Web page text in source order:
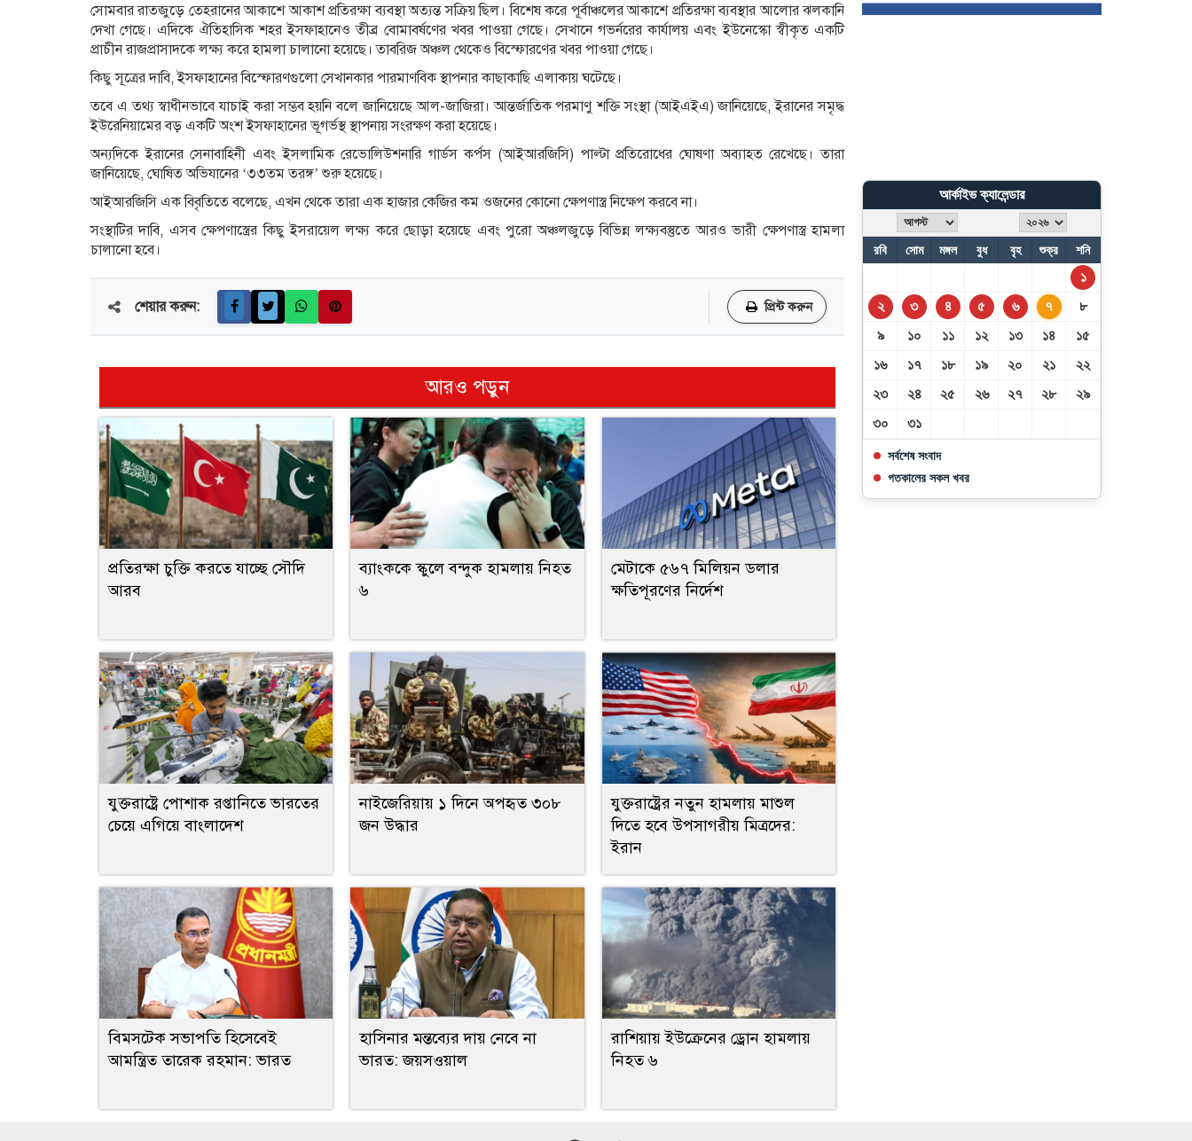
সোমবার রাতজুড়ে তেহরানের আকাশে আকাশ প্রতিরক্ষা ব্যবস্থা অত্যন্ত সক্রিয় ছিল। বিশেষ করে পূর্বাঞ্চলের আকাশে প্রতিরক্ষা ব্যবস্থার আলোর ঝলকানি
দেখা গেছে। এদিকে ঐতিহাসিক শহর ইসফাহানেও তীব্র বোমাবর্ষণের খবর পাওয়া গেছে। সেখানে গভর্নরের কার্যালয় এবং ইউনেস্কো স্বীকৃত একটি
প্রাচীন রাজপ্রাসাদকে লক্ষ্য করে হামলা চালানো হয়েছে। তাবরিজ অঞ্চল থেকেও বিস্ফোরণের খবর পাওয়া গেছে।
কিছু সূত্রের দাবি, ইসফাহানের বিস্ফোরণগুলো সেখানকার পারমাণবিক স্থাপনার কাছাকাছি এলাকায় ঘটেছে।
তবে এ তথ্য স্বাধীনভাবে যাচাই করা সম্ভব হয়নি বলে জানিয়েছে আল-জাজিরা। আন্তর্জাতিক পরমাণু শক্তি সংস্থা (আইএইএ) জানিয়েছে, ইরানের সমৃদ্ধ
ইউরেনিয়ামের বড় একটি অংশ ইসফাহানের ভূগর্ভস্থ স্থাপনায় সংরক্ষণ করা হয়েছে।
অন্যদিকে ইরানের সেনাবাহিনী এবং ইসলামিক রেভোলিউশনারি গার্ডস কর্পস (আইআরজিসি) পাল্টা প্রতিরোধের ঘোষণা অব্যাহত রেখেছে। তারা
জানিয়েছে, ঘোষিত অভিযানের ‘৩৩তম তরঙ্গ’ শুরু হয়েছে।
আইআরজিসি এক বিবৃতিতে বলেছে, এখন থেকে তারা এক হাজার কেজির কম ওজনের কোনো ক্ষেপণাস্ত্র নিক্ষেপ করবে না।
সংস্থাটির দাবি, এসব ক্ষেপণাস্ত্রের কিছু ইসরায়েল লক্ষ্য করে ছোড়া হয়েছে এবং পুরো অঞ্চলজুড়ে বিভিন্ন লক্ষ্যবস্তুতে আরও ভারী ক্ষেপণাস্ত্র হামলা
চালানো হবে।
শেয়ার করুন: প্রিন্ট করুন
আরও পড়ুন
প্রতিরক্ষা চুক্তি করতে যাচ্ছে সৌদি
আরব
ব্যাংককে স্কুলে বন্দুক হামলায় নিহত
৬
মেটাকে ৫৬৭ মিলিয়ন ডলার
ক্ষতিপূরণের নির্দেশ
যুক্তরাষ্ট্রে পোশাক রপ্তানিতে ভারতের
চেয়ে এগিয়ে বাংলাদেশ
নাইজেরিয়ায় ১ দিনে অপহৃত ৩০৮
জন উদ্ধার
যুক্তরাষ্ট্রের নতুন হামলায় মাশুল
দিতে হবে উপসাগরীয় মিত্রদের:
ইরান
বিমসটেক সভাপতি হিসেবেই
আমন্ত্রিত তারেক রহমান: ভারত
হাসিনার মন্তব্যের দায় নেবে না
ভারত: জয়সওয়াল
রাশিয়ায় ইউক্রেনের ড্রোন হামলায়
নিহত ৬
সিলেটে সড়ক দুর্ঘটনায় নিহতে
আর্কাইভ ক্যালেন্ডার
রবি সোম মঙ্গল বুধ বৃহ শুক্র শনি
১
২
৩ ৪ ৫ ৬ ৭
৮
৯
১০ ১১ ১২ ১৩ ১৪
১৫
১৬
১৭ ১৮ ১৯ ২০ ২১
২২
২৩
২৪ ২৫ ২৬ ২৭ ২৮
২৯
৩০
৩১
সর্বশেষ সংবাদ
গতকালের সকল খবর